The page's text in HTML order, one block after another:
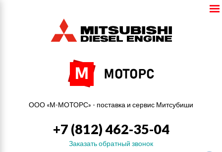
ООО «М-МОТОРС» - поставка и сервис Митсубиши
+7 (812) 462-35-04
Заказать обратный звонок